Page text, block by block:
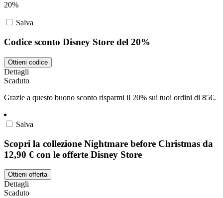
20%
Salva
Codice sconto Disney Store del 20%
Ottieni codice
Dettagli
Scaduto
Grazie a questo buono sconto risparmi il 20% sui tuoi ordini di 85€.
Salva
Scopri la collezione Nightmare before Christmas da
12,90 € con le offerte Disney Store
Ottieni offerta
Dettagli
Scaduto